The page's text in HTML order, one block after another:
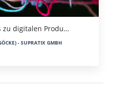
zu digitalen Produ…
- SUPRATIX GMBH